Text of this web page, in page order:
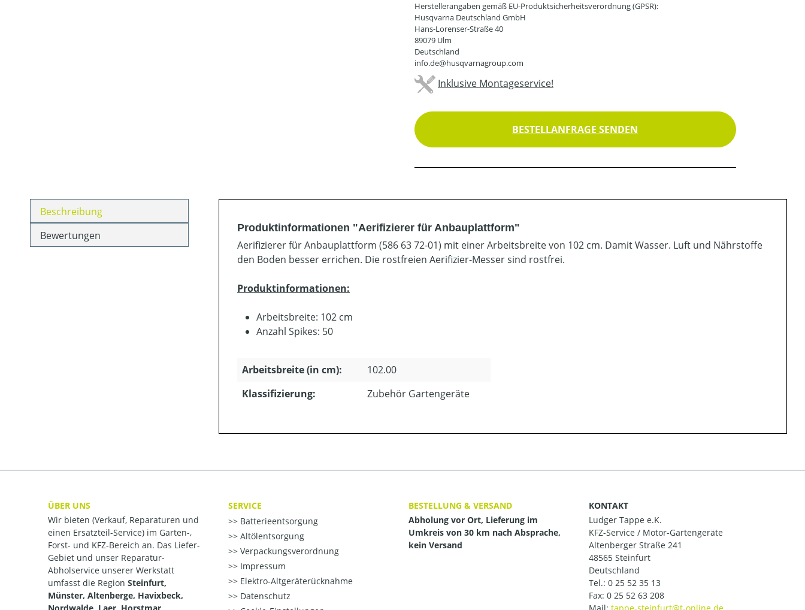
Herstellerangaben gemäß EU-Produktsicherheitsverordnung (GPSR):
Husqvarna Deutschland GmbH
Hans-Lorenser-Straße 40
89079 Ulm
Deutschland
info.de@husqvarnagroup.com
Inklusive Montageservice!
BESTELLANFRAGE SENDEN
Beschreibung
Bewertungen
Produktinformationen "Aerifizierer für Anbauplattform"
Aerifizierer für Anbauplattform (586 63 72-01) mit einer Arbeitsbreite von 102 cm. Damit Wasser. Luft und Nährstoffe
den Boden besser errichen. Die rostfreien Aerifizier-Messer sind rostfrei.
Produktinformationen:
Arbeitsbreite: 102 cm
Anzahl Spikes: 50
Arbeitsbreite (in cm):
102.00
Klassifizierung:
Zubehör Gartengeräte
ÜBER UNS
Wir bieten (Verkauf, Reparaturen und
einen Ersatzteil-Service) im Garten-,
Forst- und KFZ-Bereich an. Das Liefer-
Gebiet und unser Reparatur-
Abholservice unserer Werkstatt
umfasst die Region Steinfurt,
Münster, Altenberge, Havixbeck,
SERVICE
Batterieentsorgung
Altölentsorgung
Verpackungsverordnung
Impressum
Elektro-Altgeräterücknahme
Datenschutz
BESTELLUNG & VERSAND
Abholung vor Ort, Lieferung im
Umkreis von 30 km nach Absprache,
kein Versand
KONTAKT
Ludger Tappe e.K.
KFZ-Service / Motor-Gartengeräte
Altenberger Straße 241
48565 Steinfurt
Deutschland
Tel.: 0 25 52 35 13
Fax: 0 25 52 63 208